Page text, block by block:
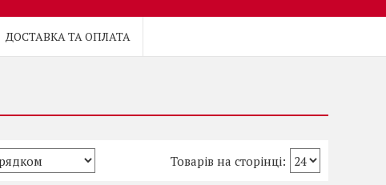
ДОСТАВКА ТА ОПЛАТА